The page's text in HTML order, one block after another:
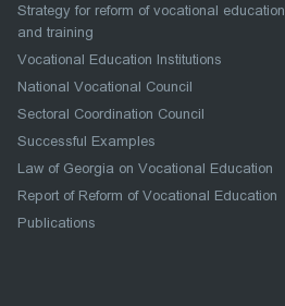
Strategy for reform of vocational education
and training
Vocational Education Institutions
National Vocational Council
Sectoral Coordination Council
Successful Examples
Law of Georgia on Vocational Education
Report of Reform of Vocational Education
Publications